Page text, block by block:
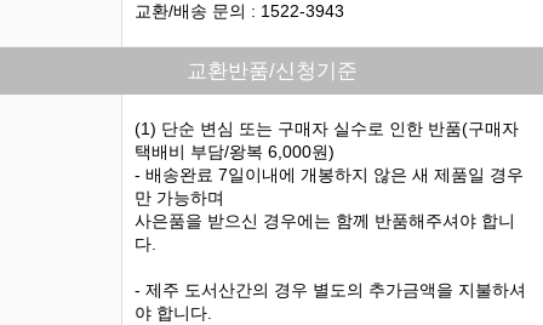
교환/배송 문의 : 1522-3943
교환반품/신청기준
(1) 단순 변심 또는 구매자 실수로 인한 반품(구매자
택배비 부담/왕복 6,000원)
- 배송완료 7일이내에 개봉하지 않은 새 제품일 경우
만 가능하며
사은품을 받으신 경우에는 함께 반품해주셔야 합니
다.
- 제주 도서산간의 경우 별도의 추가금액을 지불하셔
야 합니다.